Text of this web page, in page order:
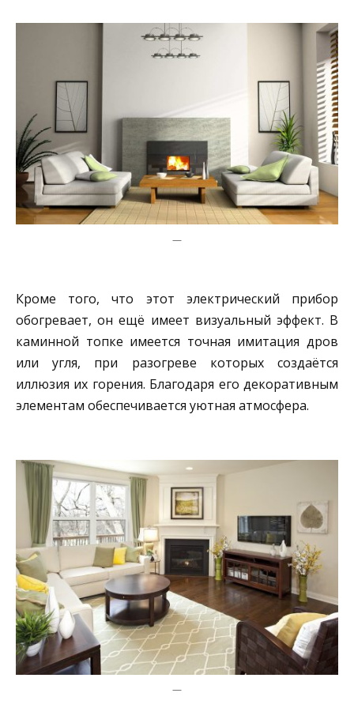
—
Кроме того, что этот электрический прибор
обогревает, он ещё имеет визуальный эффект. В
каминной топке имеется точная имитация дров
или угля, при разогреве которых создаётся
иллюзия их горения. Благодаря его декоративным
элементам обеспечивается уютная атмосфера.
—